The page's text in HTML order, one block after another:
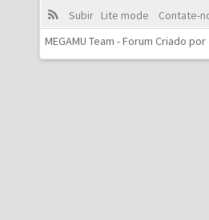
Subir Lite mode
Contate-
MEGAMU Team - Forum Criado por